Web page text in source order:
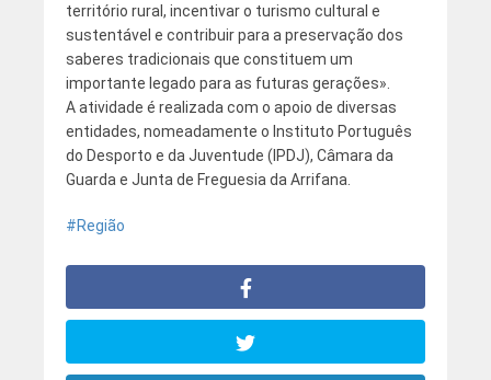
território rural, incentivar o turismo cultural e
sustentável e contribuir para a preservação dos
saberes tradicionais que constituem um
importante legado para as futuras gerações».
A atividade é realizada com o apoio de diversas
entidades, nomeadamente o Instituto Português
do Desporto e da Juventude (IPDJ), Câmara da
Guarda e Junta de Freguesia da Arrifana.
Região